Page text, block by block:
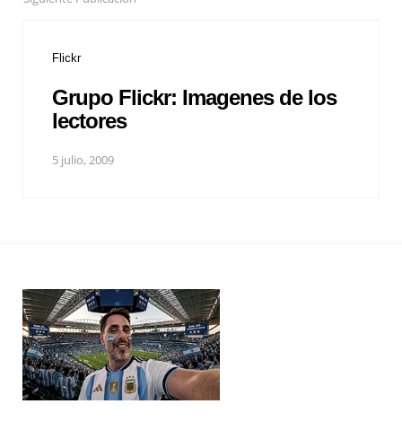
Flickr
Grupo Flickr: Imagenes de los
lectores
5 julio, 2009